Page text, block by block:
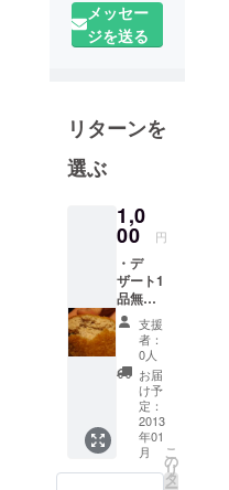
メッセー
ジを送る
リターンを
選ぶ
1,0
00 円
・デ
ザート1
品無料
券 ・三
昧ぎっ
しり新
潟メン
チ無料
支援
者：
0人
お届
け予
定：
2013
年01
月
こ
の
リ
タ